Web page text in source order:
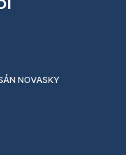
NOVASKY